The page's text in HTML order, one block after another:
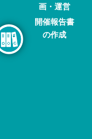
画・運営
開催報告書
の作成